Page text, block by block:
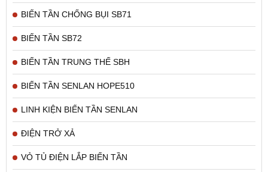
BIẾN TẦN CHỐNG BỤI SB71
BIẾN TẦN SB72
BIẾN TẦN TRUNG THẾ SBH
BIẾN TẦN SENLAN HOPE510
LINH KIỆN BIẾN TẦN SENLAN
ĐIỆN TRỞ XẢ
VỎ TỦ ĐIỆN LẮP BIẾN TẦN